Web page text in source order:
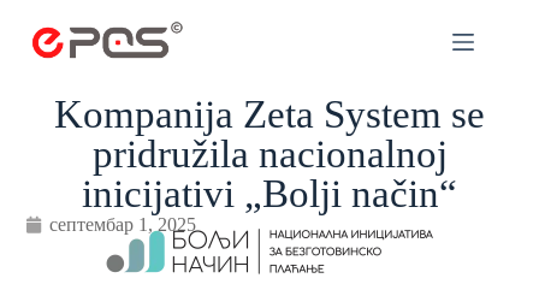
Kompanija Zeta System se
pridružila nacionalnoj
inicijativi „Bolji način“
септембар 1, 2025